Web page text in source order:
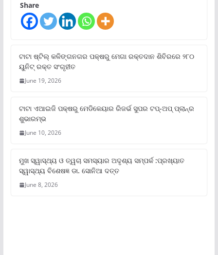
Share
ଟାଟା ଷ୍ଟିଲ୍‌ କଳିଙ୍ଗନଗର ପକ୍ଷରୁ ମେଗା ରକ୍ତଦାନ ଶିବିରରେ ୨୮୦
ୟୁନିଟ୍‌ ରକ୍ତ ସଂଗୃହୀତ
June 19, 2026
ଟାଟା ଏଆଇଜି ପକ୍ଷରୁ ମେଡିକେୟାର ରିଜର୍ଭ ସୁପର ଟପ୍‌-ଅପ୍ ପ୍ଲାନ୍‌ର
ଶୁଭାରମ୍ଭ
June 10, 2026
ମୁଖ ସ୍ୱାସ୍ଥ୍ୟ ଓ ତ୍ୱଚା ସମସ୍ୟାର ଅଦୃଶ୍ୟ ସମ୍ପର୍କ :ପ୍ରଖ୍ୟାତ
ସ୍ୱାସ୍ଥ୍ୟ ବିଶେଷଜ୍ଞ ଡା. ସୋନିଆ ଦତ୍ତ
June 8, 2026